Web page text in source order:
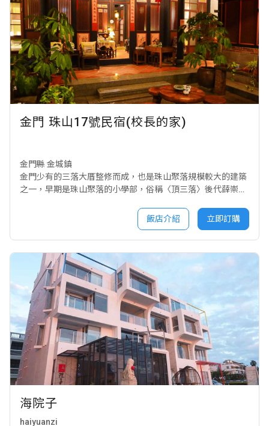
金門 珠山17號民宿(校長的家)
金門縣 金城鎮
金門少有的三落大厝整修而成，也是珠山聚落規模較大的建築
之一，早期是珠山聚落的小學部，俗稱〈頂三落〉後代薛崇武
工，共有前中後三個大廳三個庭院以及六間套房。 民宿以綠色
民宿為主題，從用原有的石塊再利用進行整修到以綠色手染布
做整體佈置，並推動單車生態旅遊，(校長的家)變身為結合：
綠能、樂活、環保、健身的古厝民宿，不但兼具古厝的美感、
文化歷史的傳承以及21世紀現代人休閒養生的新觀念，更讓頂
三落有了新的樣貌，為珠山聚落注入活水源頭，迎接一個新的
歷史開展！
飯店介紹 立即訂購
海院子
haiyuanzi